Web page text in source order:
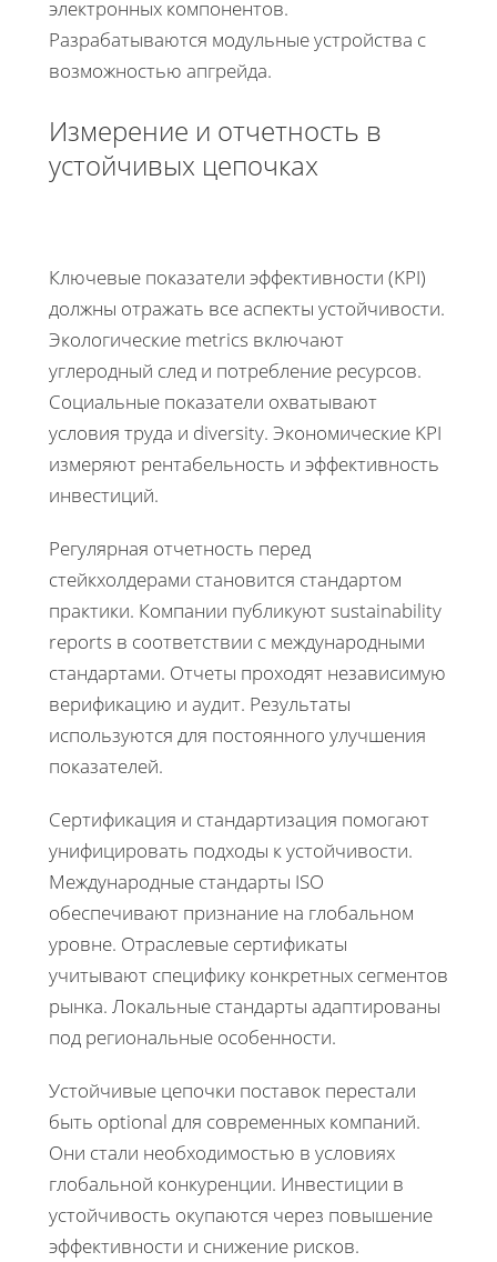
электронных компонентов.
Разрабатываются модульные устройства с
возможностью апгрейда.
Измерение и отчетность в
устойчивых цепочках
Ключевые показатели эффективности (KPI)
должны отражать все аспекты устойчивости.
Экологические metrics включают
углеродный след и потребление ресурсов.
Социальные показатели охватывают
условия труда и diversity. Экономические KPI
измеряют рентабельность и эффективность
инвестиций.
Регулярная отчетность перед
стейкхолдерами становится стандартом
практики. Компании публикуют sustainability
reports в соответствии с международными
стандартами. Отчеты проходят независимую
верификацию и аудит. Результаты
используются для постоянного улучшения
показателей.
Сертификация и стандартизация помогают
унифицировать подходы к устойчивости.
Международные стандарты ISO
обеспечивают признание на глобальном
уровне. Отраслевые сертификаты
учитывают специфику конкретных сегментов
рынка. Локальные стандарты адаптированы
под региональные особенности.
Устойчивые цепочки поставок перестали
быть optional для современных компаний.
Они стали необходимостью в условиях
глобальной конкуренции. Инвестиции в
устойчивость окупаются через повышение
эффективности и снижение рисков.